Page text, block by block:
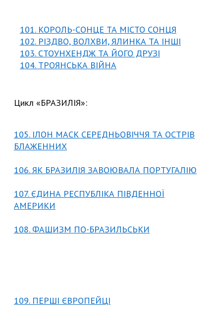
101. КОРОЛЬ-СОНЦЕ ТА МІСТО СОНЦЯ
102. РІЗДВО, ВОЛХВИ, ЯЛИНКА ТА ІНШІ
103. СТОУНХЕНДЖ ТА ЙОГО ДРУЗІ
104. ТРОЯНСЬКА ВІЙНА
Цикл «БРАЗИЛІЯ»:
105. ІЛОН МАСК СЕРЕДНЬОВІЧЧЯ ТА ОСТРІВ
БЛАЖЕННИХ
106. ЯК БРАЗИЛІЯ ЗАВОЮВАЛА ПОРТУГАЛІЮ
107. ЄДИНА РЕСПУБЛІКА ПІВДЕННОЇ
АМЕРИКИ
108. ФАШИЗМ ПО-БРАЗИЛЬСЬКИ
109. ПЕРШІ ЄВРОПЕЙЦІ